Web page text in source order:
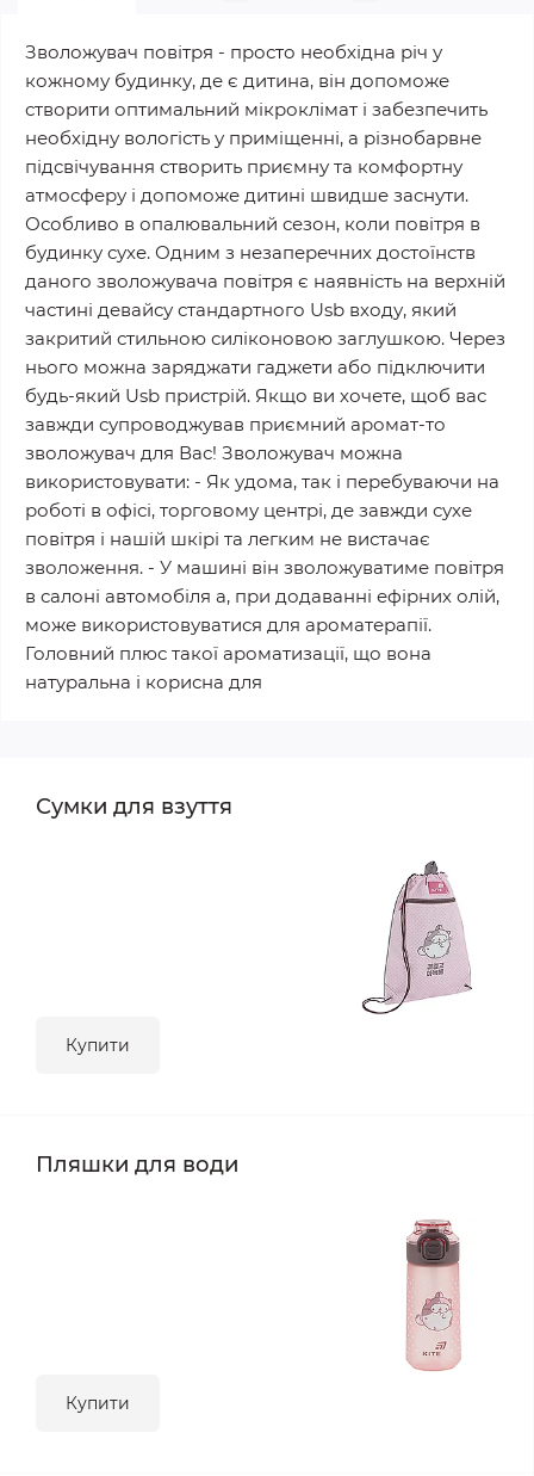
Зволожувач повітря - просто необхідна річ у
кожному будинку, де є дитина, він допоможе
створити оптимальний мікроклімат і забезпечить
необхідну вологість у приміщенні, а різнобарвне
підсвічування створить приємну та комфортну
атмосферу і допоможе дитині швидше заснути.
Особливо в опалювальний сезон, коли повітря в
будинку сухе. Одним з незаперечних достоїнств
даного зволожувача повітря є наявність на верхній
частині девайсу стандартного Usb входу, який
закритий стильною силіконовою заглушкою. Через
нього можна заряджати гаджети або підключити
будь-який Usb пристрій. Якщо ви хочете, щоб вас
завжди супроводжував приємний аромат-то
зволожувач для Вас! Зволожувач можна
використовувати: - Як удома, так і перебуваючи на
роботі в офісі, торговому центрі, де завжди сухе
повітря і нашій шкірі та легким не вистачає
зволоження. - У машині він зволожуватиме повітря
в салоні автомобіля а, при додаванні ефірних олій,
може використовуватися для ароматерапії.
Головний плюс такої ароматизації, що вона
натуральна і корисна для
Сумки для взуття
Купити
Пляшки для води
Купити